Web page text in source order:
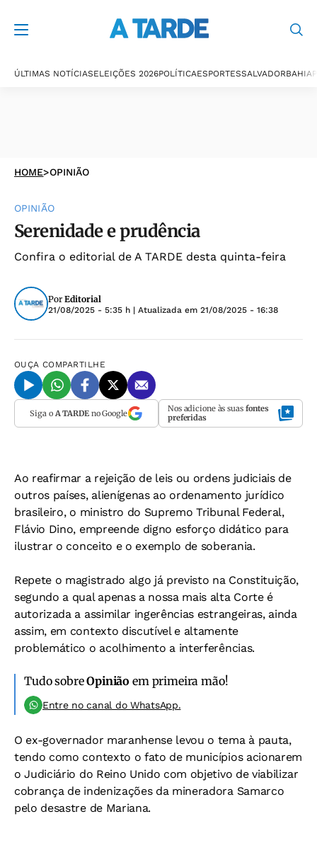
ÚLTIMAS NOTÍCIASELEIÇÕES 2026POLÍTICAESPORTESSALVADORBAHIA
HOME>OPINIÃO
OPINIÃO
Serenidade e prudência
Confira o editorial de A TARDE desta quinta-feira
Por Editorial
21/08/2025 - 5:35 h | Atualizada em 21/08/2025 - 16:38
OUÇA COMPARTILHE
Siga o A TARDEno Google Nos adicione às suas fontes
preferidas
Ao reafirmar a rejeição de leis ou ordens judiciais de
outros países, alienígenas ao ordenamento jurídico
brasileiro, o ministro do Supremo Tribunal Federal,
Flávio Dino, empreende digno esforço didático para
ilustrar o conceito e o exemplo de soberania.
Repete o magistrado algo já previsto na Constituição,
segundo a qual apenas a nossa mais alta Corte é
autorizada a assimilar ingerências estrangeiras, ainda
assim, em contexto discutível e altamente
problemático o acolhimento a interferências.
Tudo sobreOpinião em primeira mão!
Entre no canal do WhatsApp.
O ex-governador maranhense levou o tema à pauta,
tendo como contexto o fato de municípios acionarem
o Judiciário do Reino Unido com objetivo de viabilizar
cobrança de indenizações da mineradora Samarco
pelo desastre de Mariana.